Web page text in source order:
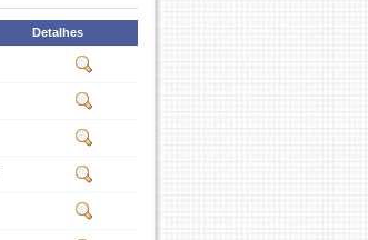
Detalhes